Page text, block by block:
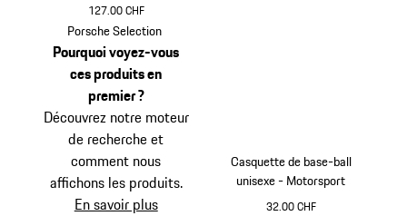
127.00 CHF
Noir
Porsche Selection
Pourquoi voyez-vous
ces produits en
premier ?
Découvrez notre moteur
de recherche et
comment nous
affichons les produits.
En savoir plus
Casquette de base-ball
unisexe - Motorsport
32.00 CHF